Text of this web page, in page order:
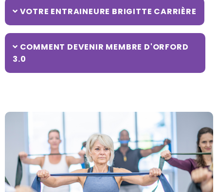
VOTRE ENTRAINEURE BRIGITTE CARRIÈRE
COMMENT DEVENIR MEMBRE D'ORFORD
3.0